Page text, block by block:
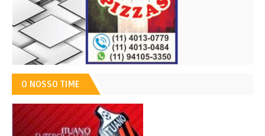
O NOSSO TIME